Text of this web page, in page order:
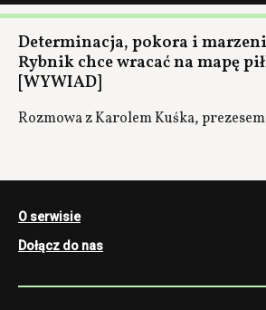
Determinacja, pokora i
Rybnik chce wracać na mapę
[WYWIAD]
Rozmowa z Karolem Kuśka,
O serwisie
Dołącz do nas